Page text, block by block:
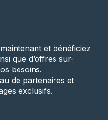
et bénéficiez
que d’offres sur-
besoins.
de partenaires et
exclusifs.